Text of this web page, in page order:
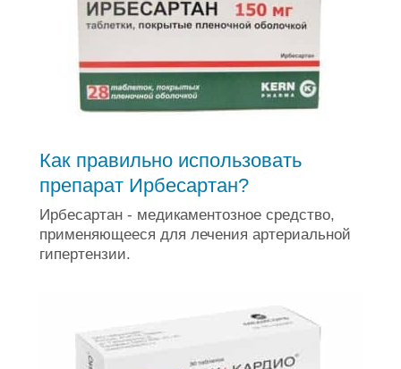
Как правильно использовать
препарат Ирбесартан?
Ирбесартан - медикаментозное средство,
применяющееся для лечения артериальной
гипертензии.